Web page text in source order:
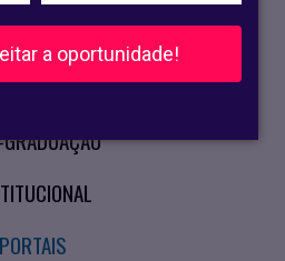
a oportunidade!
PRESENCIAIS
PORTAIS